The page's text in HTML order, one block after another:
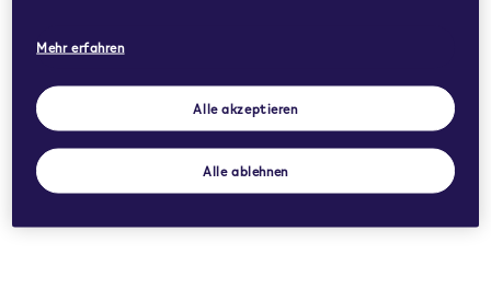
Mehr erfahren
Alle akzeptieren
Alle ablehnen